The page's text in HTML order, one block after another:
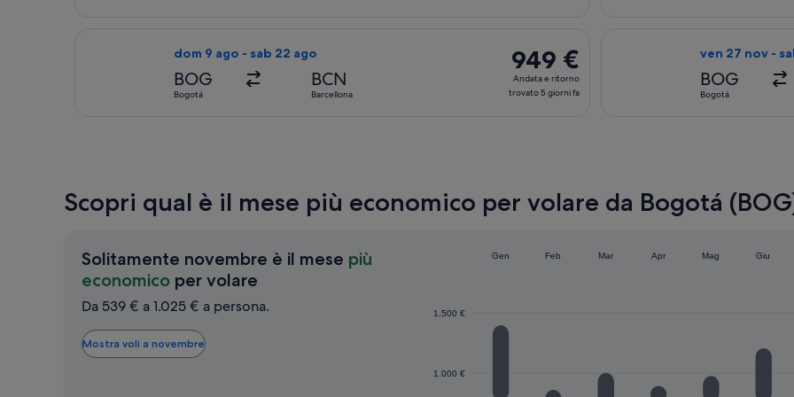
4
giorni
fa
dom 9 ago - sab 22 ago
BOG
Bogotá
BCN
Barcellona
949 €
Andata
e
949 €
Andata e ritorno
trovato 5 giorni fa
ven 27 nov -
BOG
Bogotá
Scopri qual è il mese più economico per volare da Bogotá
Solitamente novembre è il mese più
economico per volare
novembre
Da 539 € a 1.025 € a persona.
Mostra voli a novembre
1.000 €
1.500 €
Gen Feb Mar Apr Mag Giu